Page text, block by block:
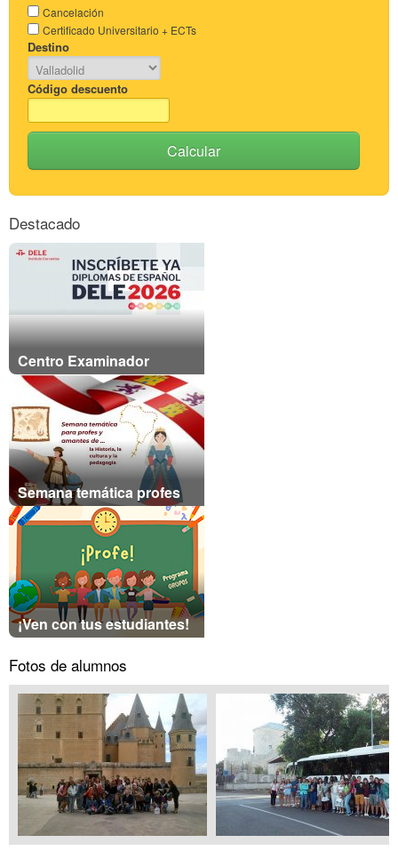
Cancelación
Certificado Universitario + ECTs
Destino
Código descuento
Calcular
Destacado
Centro Examinador
Semana temática profes
¡Ven con tus estudiantes!
Fotos de alumnos